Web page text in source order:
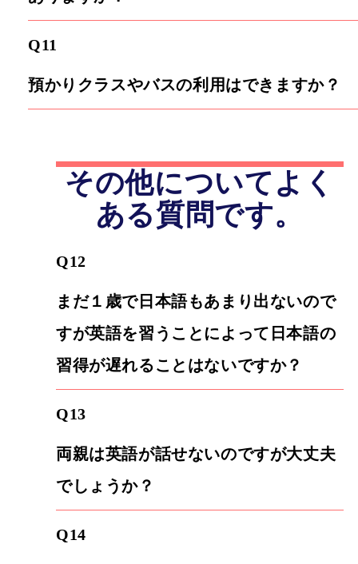
Q11
預かりクラスやバスの利用はできますか？
その他についてよく
ある質問です。
Q12
まだ１歳で日本語もあまり出ないので
すが英語を習うことによって日本語の
習得が遅れることはないですか？
Q13
両親は英語が話せないのですが大丈夫
でしょうか？
Q14